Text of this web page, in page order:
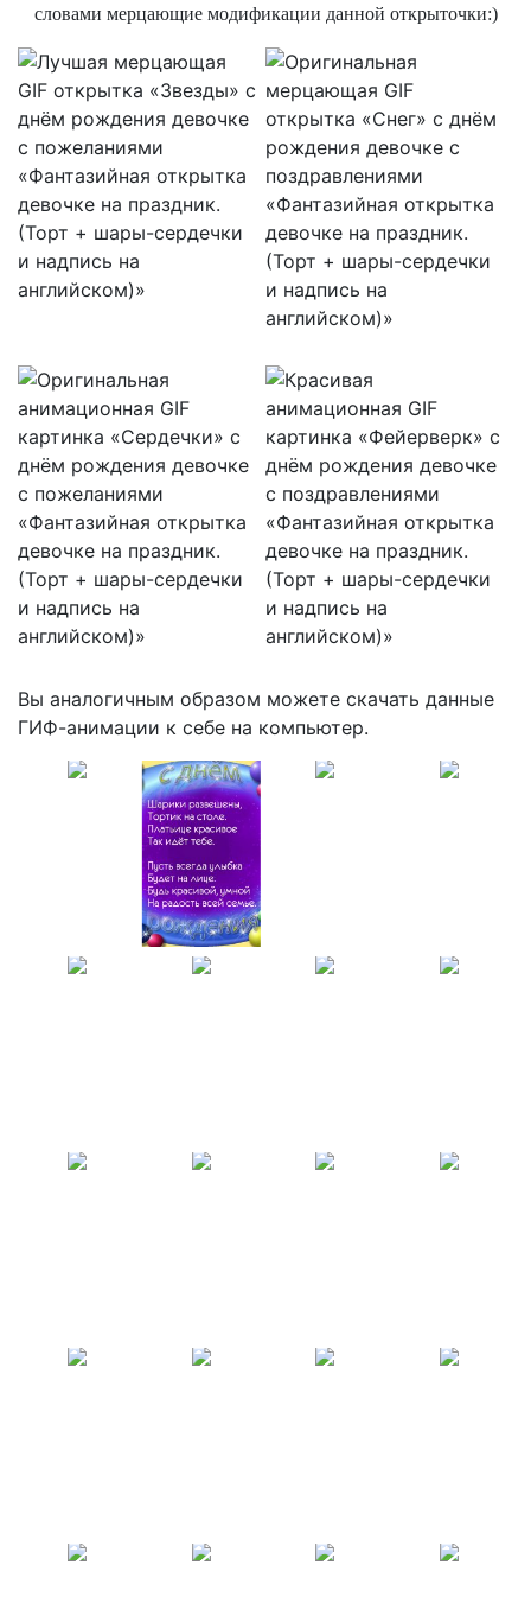
словами мерцающие модификации данной открыточки:)
Вы аналогичным образом можете скачать данные
ГИФ-анимации к себе на компьютер.